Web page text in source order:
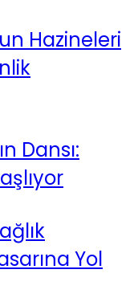
Hazineleri
Dansı:
Yol